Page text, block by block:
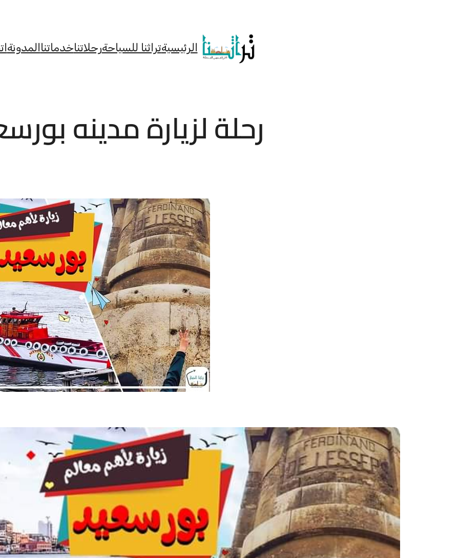
الرئيسيةتراثنا للسياحةرحلاتناخدماتناالمدونة
رحلة لزيارة مدينه